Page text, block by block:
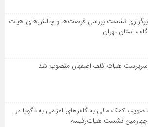
برگزاری نشست بررسی فرصت‌ها و چالش‌های هیات
گلف استان تهران
سرپرست هیات گلف اصفهان منصوب شد
تصویب کمک مالی به گلفرهای اعزامی به ناگویا در
چهارمین نشست هیات‌رئیسه